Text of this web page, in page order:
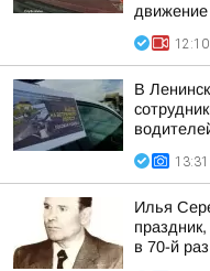
движение
12:10
В
13:31
Илья
в 70-й раз